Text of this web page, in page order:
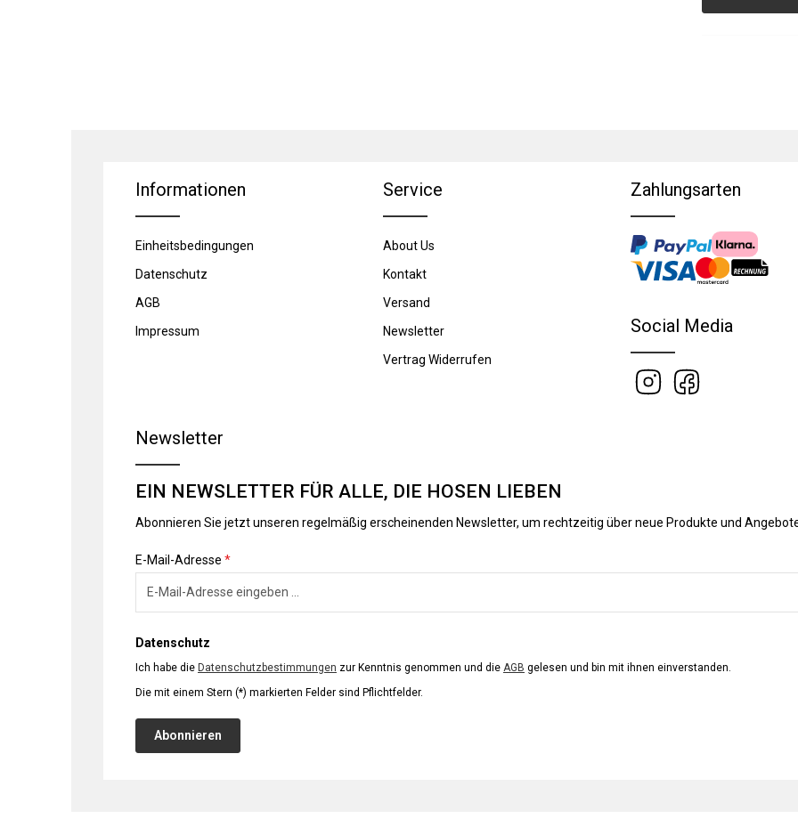
Informationen
Einheitsbedingungen
Datenschutz
AGB
Impressum
Service
About Us
Kontakt
Versand
Newsletter
Vertrag Widerrufen
Zahlungsarten
Social Media
Newsletter
EIN NEWSLETTER FÜR ALLE, DIE HOSEN LIEBEN
Abonnieren Sie jetzt unseren regelmäßig erscheinenden Newsletter, um rechtzeitig über neue Produkte und
E-Mail-Adresse *
Datenschutz
Ich habe die Datenschutzbestimmungen zur Kenntnis genommen und die AGB gelesen und bin mit ihnen einverstanden.
Die mit einem Stern (*) markierten Felder sind Pflichtfelder.
Abonnieren